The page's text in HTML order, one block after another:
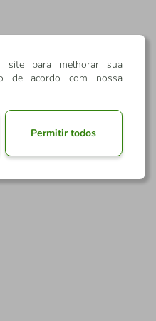
site para melhorar sua
de acordo com nossa
Permitir todos